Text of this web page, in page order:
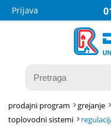
Prijava
prodajni program grejanje
toplovodni sistemi